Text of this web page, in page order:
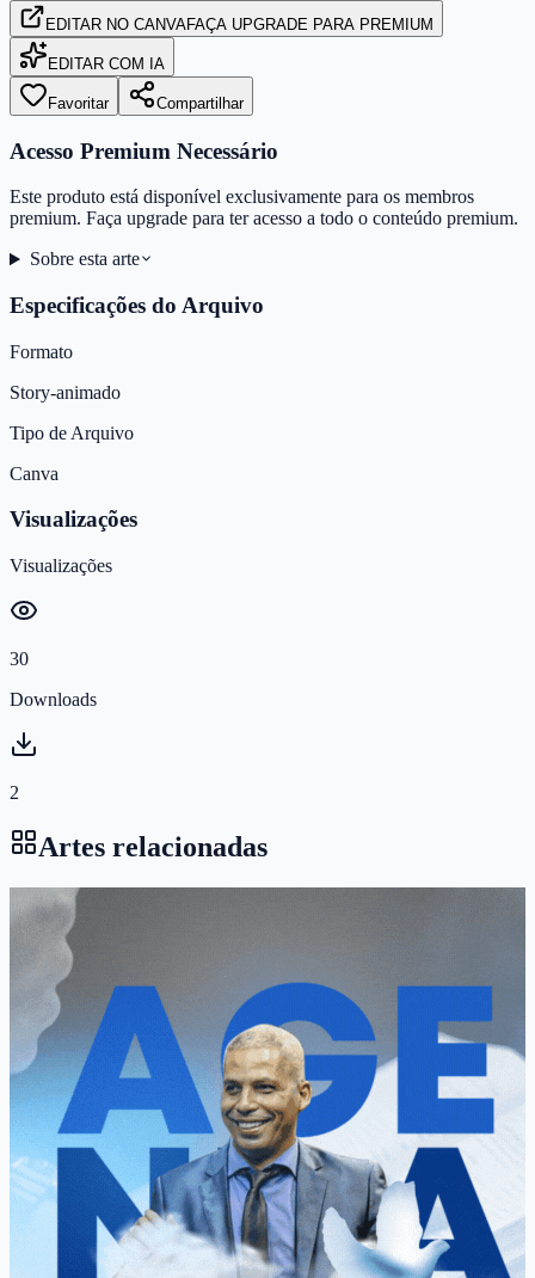
EDITAR NO CANVAFAÇA UPGRADE PARA PREMIUM
EDITAR COM IA
Favoritar Compartilhar
Acesso Premium Necessário
Este produto está disponível exclusivamente para os membros
premium. Faça upgrade para ter acesso a todo o conteúdo premium.
Sobre esta arte
Especificações do Arquivo
Formato
Story-animado
Tipo de Arquivo
Canva
Visualizações
Visualizações
30
Downloads
2
Artes relacionadas